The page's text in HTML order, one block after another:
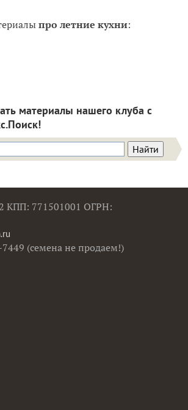
про летние кухни:
материалы нашего клуба с
КПП: 771501001 ОГРН:
(семена не продаем!)